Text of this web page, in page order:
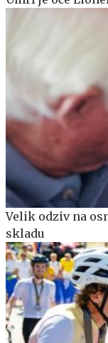
Velik odziv na
skladu